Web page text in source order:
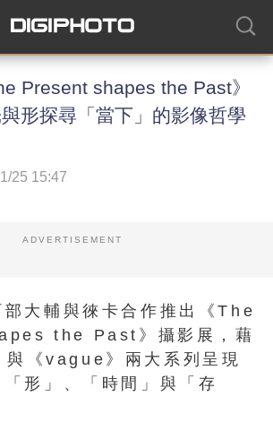
Present shapes the Past》
形探尋「當下」的影像哲學
25 15:47
ADVERTISEMENT
部大輔與徠卡合作推出《The
the Past》攝影展，藉
《vague》兩大系列呈現
形」、「時間」與「存